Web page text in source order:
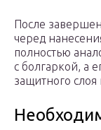
После
черед
полностью
с болгаркой, а
защитного